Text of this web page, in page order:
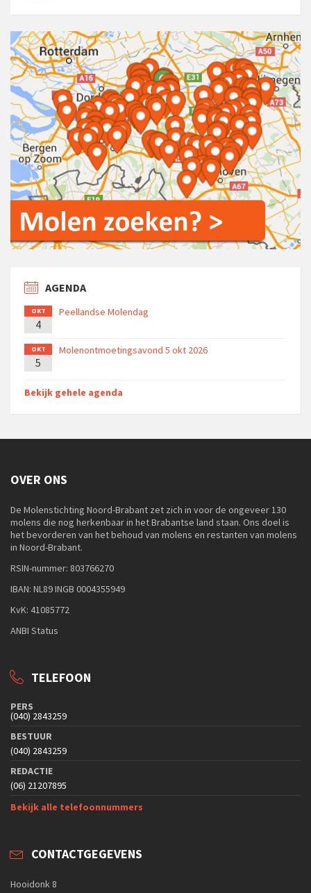
AGENDA
OKT
4
Peellandse Molendag
OKT
5
Molenontmoetingsavond 5 okt 2026
Bekijk gehele agenda
OVER ONS
De Molenstichting Noord-Brabant zet zich in voor de ongeveer 130
molens die nog herkenbaar in het Brabantse land staan. Ons doel is
het bevorderen van het behoud van molens en restanten van molens
in Noord-Brabant.
RSIN-nummer: 803766270
IBAN: NL89 INGB 0004355949
KvK: 41085772
ANBI Status
TELEFOON
PERS
(040) 2843259
BESTUUR
(040) 2843259
REDACTIE
(06) 21207895
Bekijk alle telefoonnummers
CONTACTGEGEVENS
Hooidonk 8